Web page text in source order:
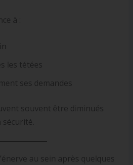
à :
les tétées
ses demandes
souvent être diminués
au sein après quelques